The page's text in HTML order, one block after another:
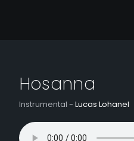
Hosanna
Instrumental - Lucas Lohanel